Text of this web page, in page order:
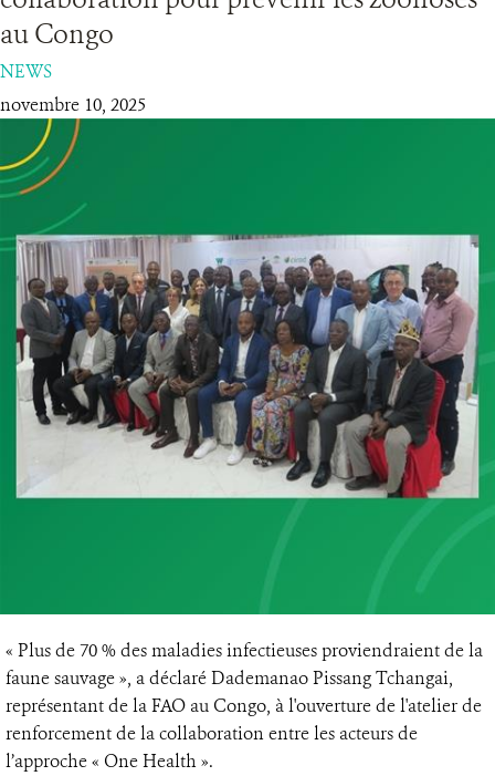
au Congo
NEWS
novembre 10, 2025
« Plus de 70 % des maladies infectieuses proviendraient de la
faune sauvage », a déclaré Dademanao Pissang Tchangai,
représentant de la FAO au Congo, à l'ouverture de l'atelier de
renforcement de la collaboration entre les acteurs de
l’approche « One Health ».